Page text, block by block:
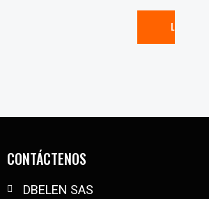
LEER MÁS
CONTÁCTENOS
DBELEN SAS